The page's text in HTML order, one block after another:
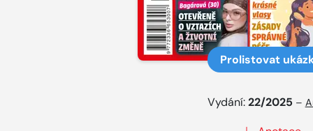
Prolistovat
Vydání:22/2025 –